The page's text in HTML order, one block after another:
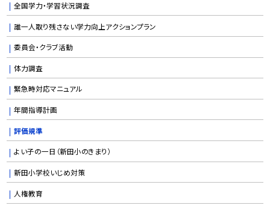
全国学力・学習状況調査
誰一人取り残さない学力向上アクションプラン
委員会・クラブ活動
体力調査
緊急時対応マニュアル
年間指導計画
評価規準
よい子の一日（新田小のきまり）
新田小学校いじめ対策
人権教育